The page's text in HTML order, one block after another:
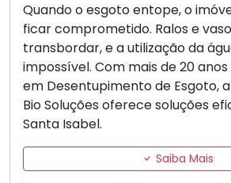
Quando o esgoto entope, o
ficar comprometido. Ralos e
transbordar, e a utilização da
impossível. Com mais de 20
em Desentupimento de Esgoto,
Bio Soluções oferece soluções
Santa Isabel.
Saiba Mais